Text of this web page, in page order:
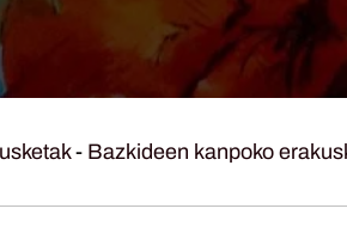
- Bazkideen kanpoko